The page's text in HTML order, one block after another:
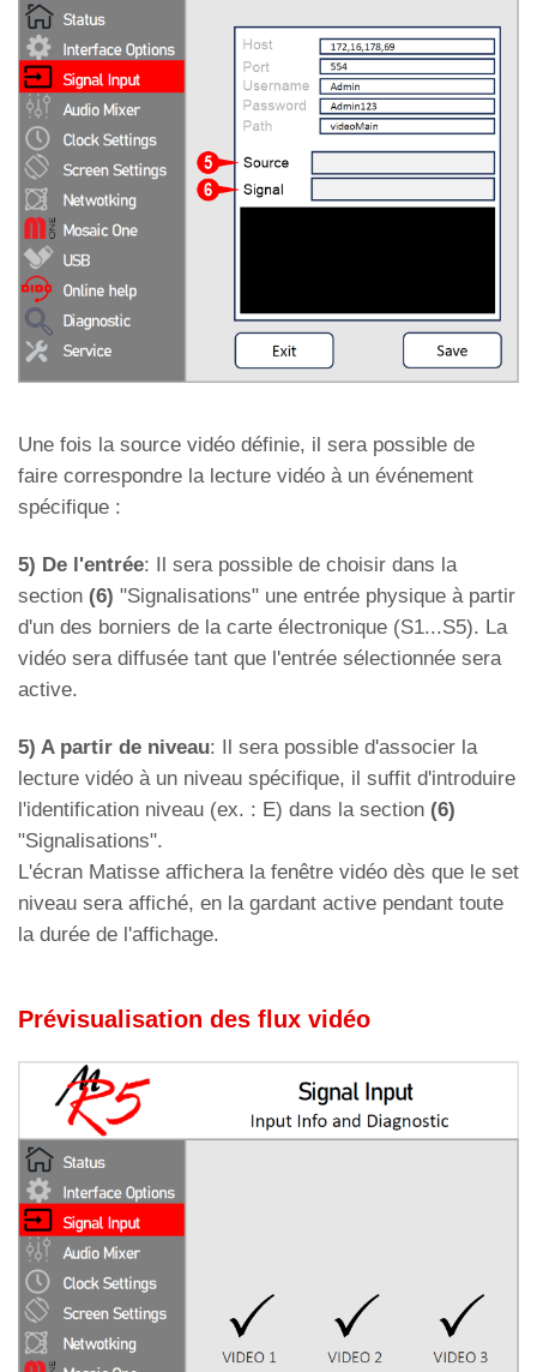
Une fois la source vidéo définie, il sera possible de
faire correspondre la lecture vidéo à un événement
spécifique :
5) De l'entrée: Il sera possible de choisir dans la
section (6) "Signalisations" une entrée physique à partir
d'un des borniers de la carte électronique (S1...S5). La
vidéo sera diffusée tant que l'entrée sélectionnée sera
active.
5) A partir de niveau: Il sera possible d'associer la
lecture vidéo à un niveau spécifique, il suffit d'introduire
l'identification niveau (ex. : E) dans la section (6)
"Signalisations".
L'écran Matisse affichera la fenêtre vidéo dès que le set
niveau sera affiché, en la gardant active pendant toute
la durée de l'affichage.
Prévisualisation des flux vidéo